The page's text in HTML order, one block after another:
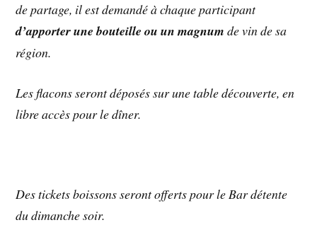
de partage, il est demandé à chaque participant
d’apporter une bouteille ou un magnum de vin de sa
région.
Les flacons seront déposés sur une table découverte, en
libre accès pour le dîner.
Des tickets boissons seront offerts pour le Bar détente
du dimanche soir.